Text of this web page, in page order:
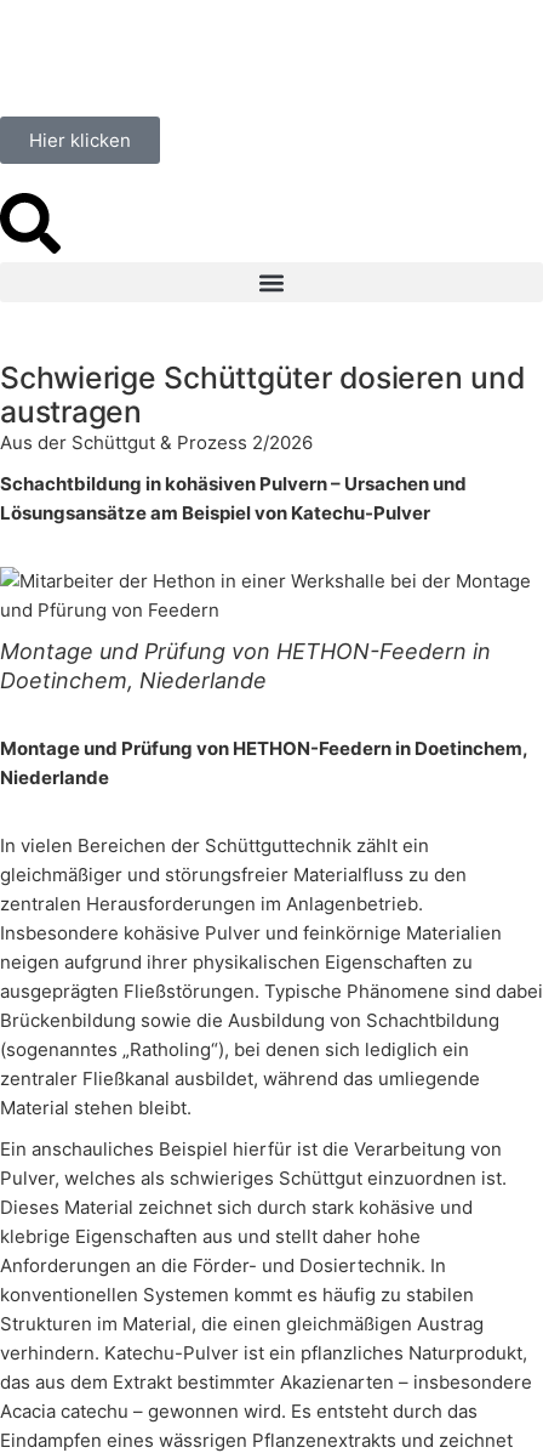
Hier klicken
Schwierige Schüttgüter dosieren und
austragen
Aus der Schüttgut & Prozess 2/2026
Schachtbildung in kohäsiven Pulvern – Ursachen und
Lösungsansätze am Beispiel von Katechu-Pulver
Montage und Prüfung von HETHON-Feedern in
Doetinchem, Niederlande
Montage und Prüfung von HETHON-Feedern in Doetinchem,
Niederlande
In vielen Bereichen der Schüttguttechnik zählt ein
gleichmäßiger und störungsfreier Materialfluss zu den
zentralen Herausforderungen im Anlagenbetrieb.
Insbesondere kohäsive Pulver und feinkörnige Materialien
neigen aufgrund ihrer physikalischen Eigenschaften zu
ausgeprägten Fließstörungen. Typische Phänomene sind dabei
Brückenbildung sowie die Ausbildung von Schachtbildung
(sogenanntes „Ratholing“), bei denen sich lediglich ein
zentraler Fließkanal ausbildet, während das umliegende
Material stehen bleibt.
Ein anschauliches Beispiel hierfür ist die Verarbeitung von
Pulver, welches als schwieriges Schüttgut einzuordnen ist.
Dieses Material zeichnet sich durch stark kohäsive und
klebrige Eigenschaften aus und stellt daher hohe
Anforderungen an die Förder- und Dosiertechnik. In
konventionellen Systemen kommt es häufig zu stabilen
Strukturen im Material, die einen gleichmäßigen Austrag
verhindern. Katechu-Pulver ist ein pflanzliches Naturprodukt,
das aus dem Extrakt bestimmter Akazienarten – insbesondere
Acacia catechu – gewonnen wird. Es entsteht durch das
Eindampfen eines wässrigen Pflanzenextrakts und zeichnet